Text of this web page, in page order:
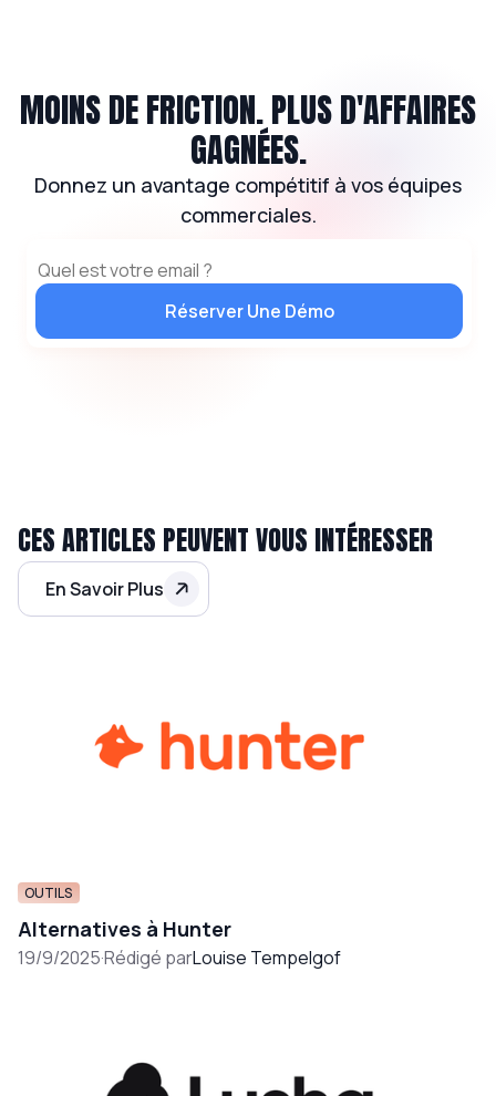
MOINS DE FRICTION. PLUS D'AFFAIRES
GAGNÉES.
Donnez un avantage compétitif à vos équipes
commerciales.
Réserver Une Démo
CES ARTICLES PEUVENT VOUS INTÉRESSER
En Savoir Plus
OUTILS
Alternatives à Hunter
19/9/2025·Rédigé parLouise Tempelgof